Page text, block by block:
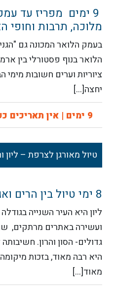
9 ימים מפריז עד
מלוכה, תרבות וחופי
בעמק הלואר המכונה גם
הלואר בנוף פסטורלי בין
ציוריות וערים חשובות מימי
יחצה[...]
9 ימים | אין תאריכים כעת
טיול מאורגן לצרפת –
8 ימי טיול בין הרים ואגמים
ליון היא העיר השנייה
ועשירה באתרים מרתקים,
גדולים- הסון והרון.
היא רבה מאוד, בזכות
מאוד[...]